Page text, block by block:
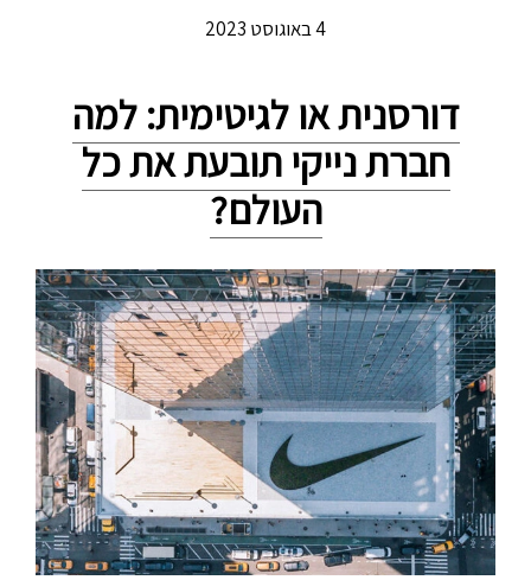
4 באוגוסט 2023
דורסנית או לגיטימית: למה
חברת נייקי תובעת את כל
העולם?